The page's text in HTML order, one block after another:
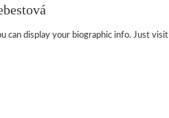
can display your biographic info. Just visit